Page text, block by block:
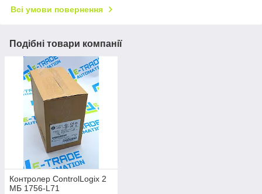
Всі умови повернення
Подібні товари компанії
Контролер ControlLogix 2
МБ 1756-L71